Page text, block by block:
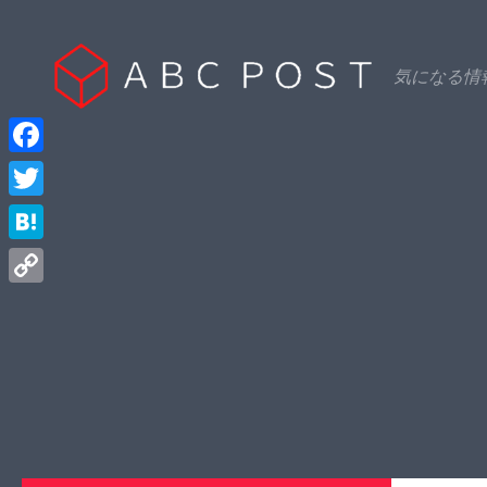
気になる情
Facebook
Twitter
Hatena